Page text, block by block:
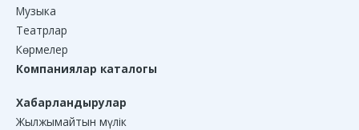
Музыка
Театрлар
Көрмелер
Компаниялар каталогы
Хабарландырулар
Жылжымайтын мүлік